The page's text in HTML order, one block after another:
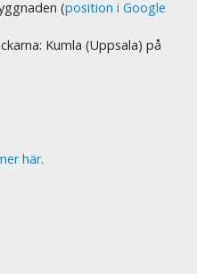
(position i Google
Kumla (Uppsala) på
här.